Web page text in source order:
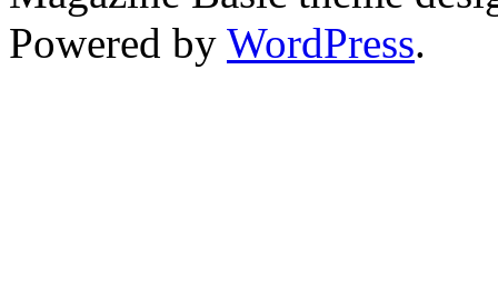
Powered by WordPress.